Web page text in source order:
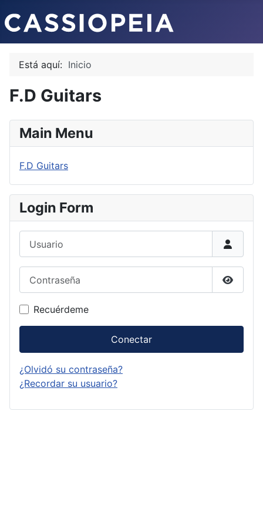
Está aquí: Inicio
F.D Guitars
Main Menu
F.D Guitars
Login Form
Recuérdeme
Conectar
¿Olvidó su contraseña?
¿Recordar su usuario?